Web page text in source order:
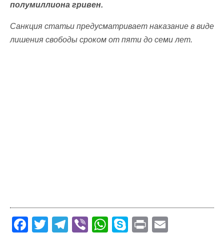
полумиллиона гривен.
Санкция статьи предусматривает наказание в виде
лишения свободы сроком от пяти до семи лет.
F T T Vi W S Pr